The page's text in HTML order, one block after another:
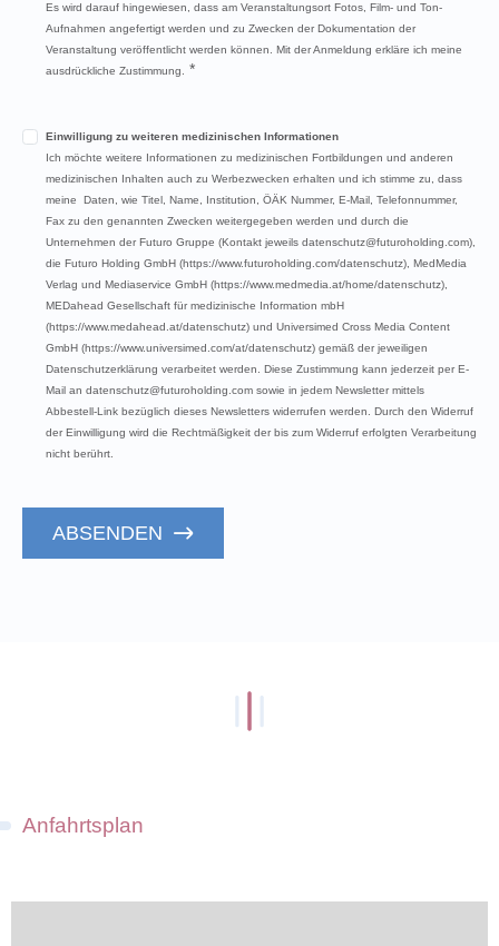
Es wird darauf hingewiesen, dass am Veranstaltungsort Fotos, Film- und Ton-
Aufnahmen angefertigt werden und zu Zwecken der Dokumentation der
Veranstaltung veröffentlicht werden können. Mit der Anmeldung erkläre ich meine
ausdrückliche Zustimmung. *
Einwilligung zu weiteren medizinischen Informationen
Ich möchte weitere Informationen zu medizinischen Fortbildungen und anderen
medizinischen Inhalten auch zu Werbezwecken erhalten und ich stimme zu, dass
meine Daten, wie Titel, Name, Institution, ÖÄK Nummer, E-Mail, Telefonnummer,
Fax zu den genannten Zwecken weitergegeben werden und durch die
Unternehmen der Futuro Gruppe (Kontakt jeweils datenschutz@futuroholding.com),
die Futuro Holding GmbH (https://www.futuroholding.com/datenschutz), MedMedia
Verlag und Mediaservice GmbH (https://www.medmedia.at/home/datenschutz),
MEDahead Gesellschaft für medizinische Information mbH
(https://www.medahead.at/datenschutz) und Universimed Cross Media Content
GmbH (https://www.universimed.com/at/datenschutz) gemäß der jeweiligen
Datenschutzerklärung verarbeitet werden. Diese Zustimmung kann jederzeit per E-
Mail an datenschutz@futuroholding.com sowie in jedem Newsletter mittels
Abbestell-Link bezüglich dieses Newsletters widerrufen werden. Durch den Widerruf
der Einwilligung wird die Rechtmäßigkeit der bis zum Widerruf erfolgten Verarbeitung
nicht berührt.
ABSENDEN
Anfahrtsplan